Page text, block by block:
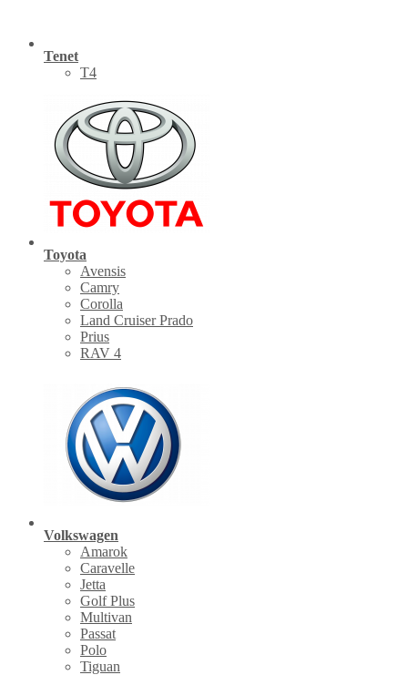
Tenet
Т4
Toyota
Avensis
Camry
Corolla
Land Cruiser Prado
Prius
RAV 4
Volkswagen
Amarok
Caravelle
Jetta
Golf Plus
Multivan
Passat
Polo
Tiguan